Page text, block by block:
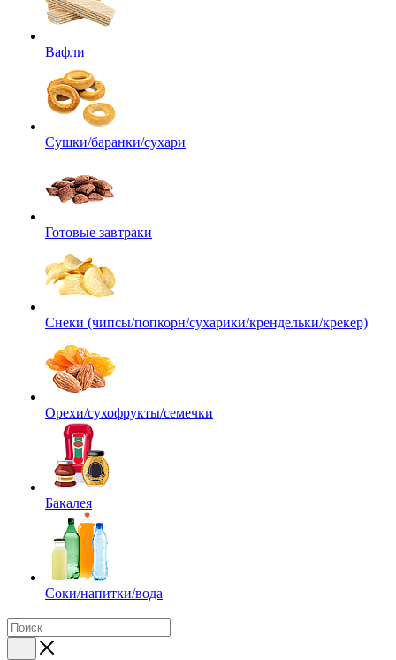
Вафли
Сушки/баранки/сухари
Готовые завтраки
Снеки (чипсы/попкорн/сухарики/крендельки/крекер)
Орехи/сухофрукты/семечки
Бакалея
Соки/напитки/вода